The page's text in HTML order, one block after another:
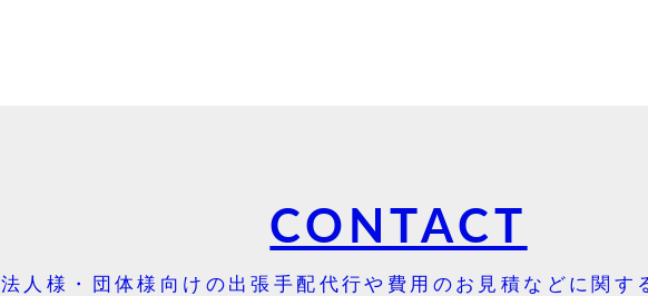
CONTACT
法人様・団体様向けの出張手配代行や費用のお見積などに関す